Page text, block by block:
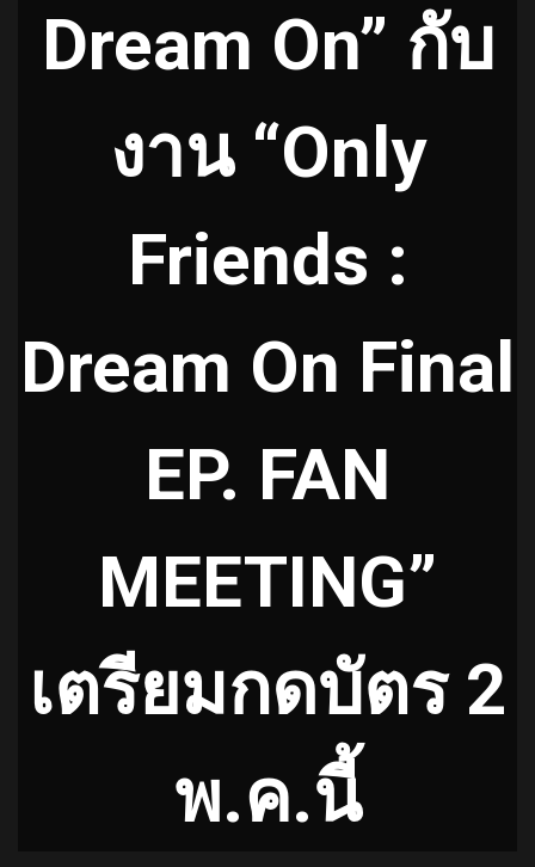
Dream On” กับ
งาน “Only
Friends :
Dream On Final
EP. FAN
MEETING”
เตรียมกดบัตร 2
พ.ค.นี้